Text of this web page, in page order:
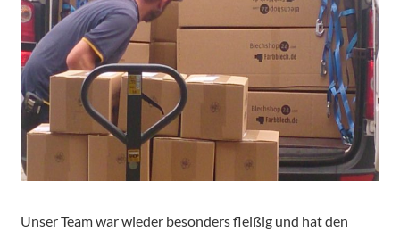
Unser Team war wieder besonders fleißig und hat den